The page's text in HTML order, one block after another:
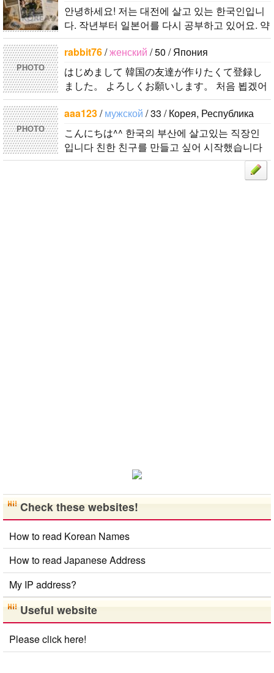
안녕하세요! 저는 대전에 살고 있는 한국인입니
다. 작년부터 일본어를 다시 공부하고 있어요. 약
간의 의사소통은 할 수 있는 수준이죠. 일본어공
부를 위해 일본드라마나 영화 애니메..
PHOTO
rabbit76/женский / 50 / Япония
はじめまして 韓国の友達が作りたくて登録し
ました。 よろしくお願いします。 처음 뵙겠어
요. 한국 친구를 만들고 싶어서 등록했습니다. 잘
부탁드려요. 번역기 사용하고 있습..
PHOTO
aaa123/мужской / 33 / Корея, Республика
こんにちは^^ 한국의 부산에 살고있는 직장인
입니다 친한 친구를 만들고 싶어 시작했습니다
괜찮으면 연락해주세요 よろしくお願いします..
Check these websites!
How to read Korean Names
How to read Japanese Address
My IP address?
Useful website
Please click here!